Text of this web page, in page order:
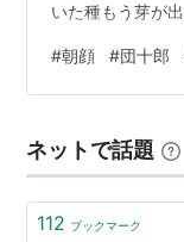
いた種もう芽が
#朝顔 #団十郎
ネットで話題
112 ブックマーク